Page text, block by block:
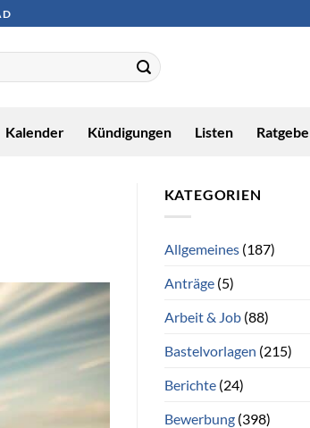
Kalender Kündigungen Listen
KATEGORIEN
Allgemeines(187)
Anträge(5)
Arbeit & Job(88)
Bastelvorlagen (215)
Berichte(24)
Bewerbung(398)